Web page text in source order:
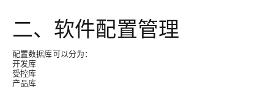
二、软件配置管理
配置数据库可以分为：
开发库
受控库
产品库